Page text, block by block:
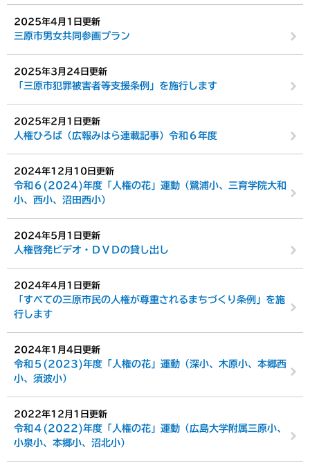
2025年4月1日更新
三原市男女共同参画プラン
2025年3月24日更新
「三原市犯罪被害者等支援条例」を施行します
2025年2月1日更新
人権ひろば（広報みはら連載記事）令和６年度
2024年12月10日更新
令和６(2024)年度「人権の花」運動（鷺浦小、三育学院大和
小、西小、沼田西小）
2024年5月1日更新
人権啓発ビデオ・ＤＶＤの貸し出し
2024年4月1日更新
「すべての三原市民の人権が尊重されるまちづくり条例」を施
行します
2024年1月4日更新
令和５(2023)年度「人権の花」運動（深小、木原小、本郷西
小、須波小）
2022年12月1日更新
令和４(2022)年度「人権の花」運動（広島大学附属三原小、
小泉小、本郷小、沼北小）